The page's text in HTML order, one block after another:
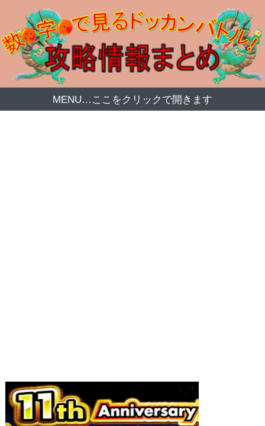
MENU…ここをクリックで開きます